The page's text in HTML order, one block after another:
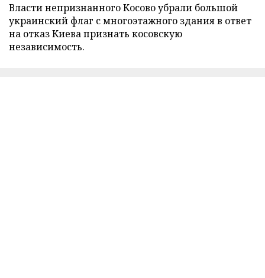
Власти непризнанного Косово убрали большой
украинский флаг с многоэтажного здания в ответ
на отказ Киева признать косовскую
независимость.